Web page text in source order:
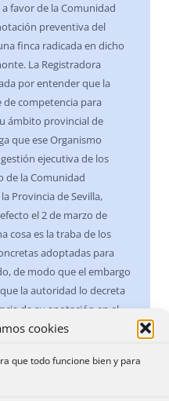
cookies
que todo funcione bien y para
favor de la Comunidad
preventiva del
finca radicada en dicho
La Registradora
por entender que la
de competencia para
ámbito provincial de
que ese Organismo
ejecutiva de los
de la Comunidad
Provincia de Sevilla,
el 2 de marzo de
cosa es la traba de los
adoptadas para
de modo que el embargo
la autoridad lo decreta
de su anotación en el
puede condicionar su